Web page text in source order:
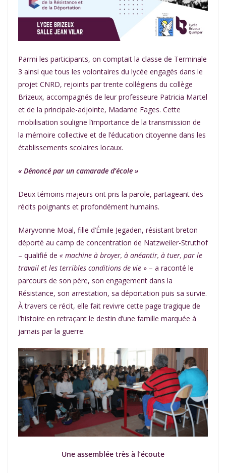
Parmi les participants, on comptait la classe de Terminale
3 ainsi que tous les volontaires du lycée engagés dans le
projet CNRD, rejoints par trente collégiens du collège
Brizeux, accompagnés de leur professeure Patricia Martel
et de la principale-adjointe, Madame Fages. Cette
mobilisation souligne l’importance de la transmission de
la mémoire collective et de l’éducation citoyenne dans les
établissements scolaires locaux.
« Dénoncé par un camarade d’école »
Deux témoins majeurs ont pris la parole, partageant des
récits poignants et profondément humains.
Maryvonne Moal, fille d’Émile Jegaden, résistant breton
déporté au camp de concentration de Natzweiler-Struthof
– qualifié de « machine à broyer, à anéantir, à tuer, par le
travail et les terribles conditions de vie » – a raconté le
parcours de son père, son engagement dans la
Résistance, son arrestation, sa déportation puis sa survie.
À travers ce récit, elle fait revivre cette page tragique de
l’histoire en retraçant le destin d’une famille marquée à
jamais par la guerre.
Une assemblée très à l’écoute